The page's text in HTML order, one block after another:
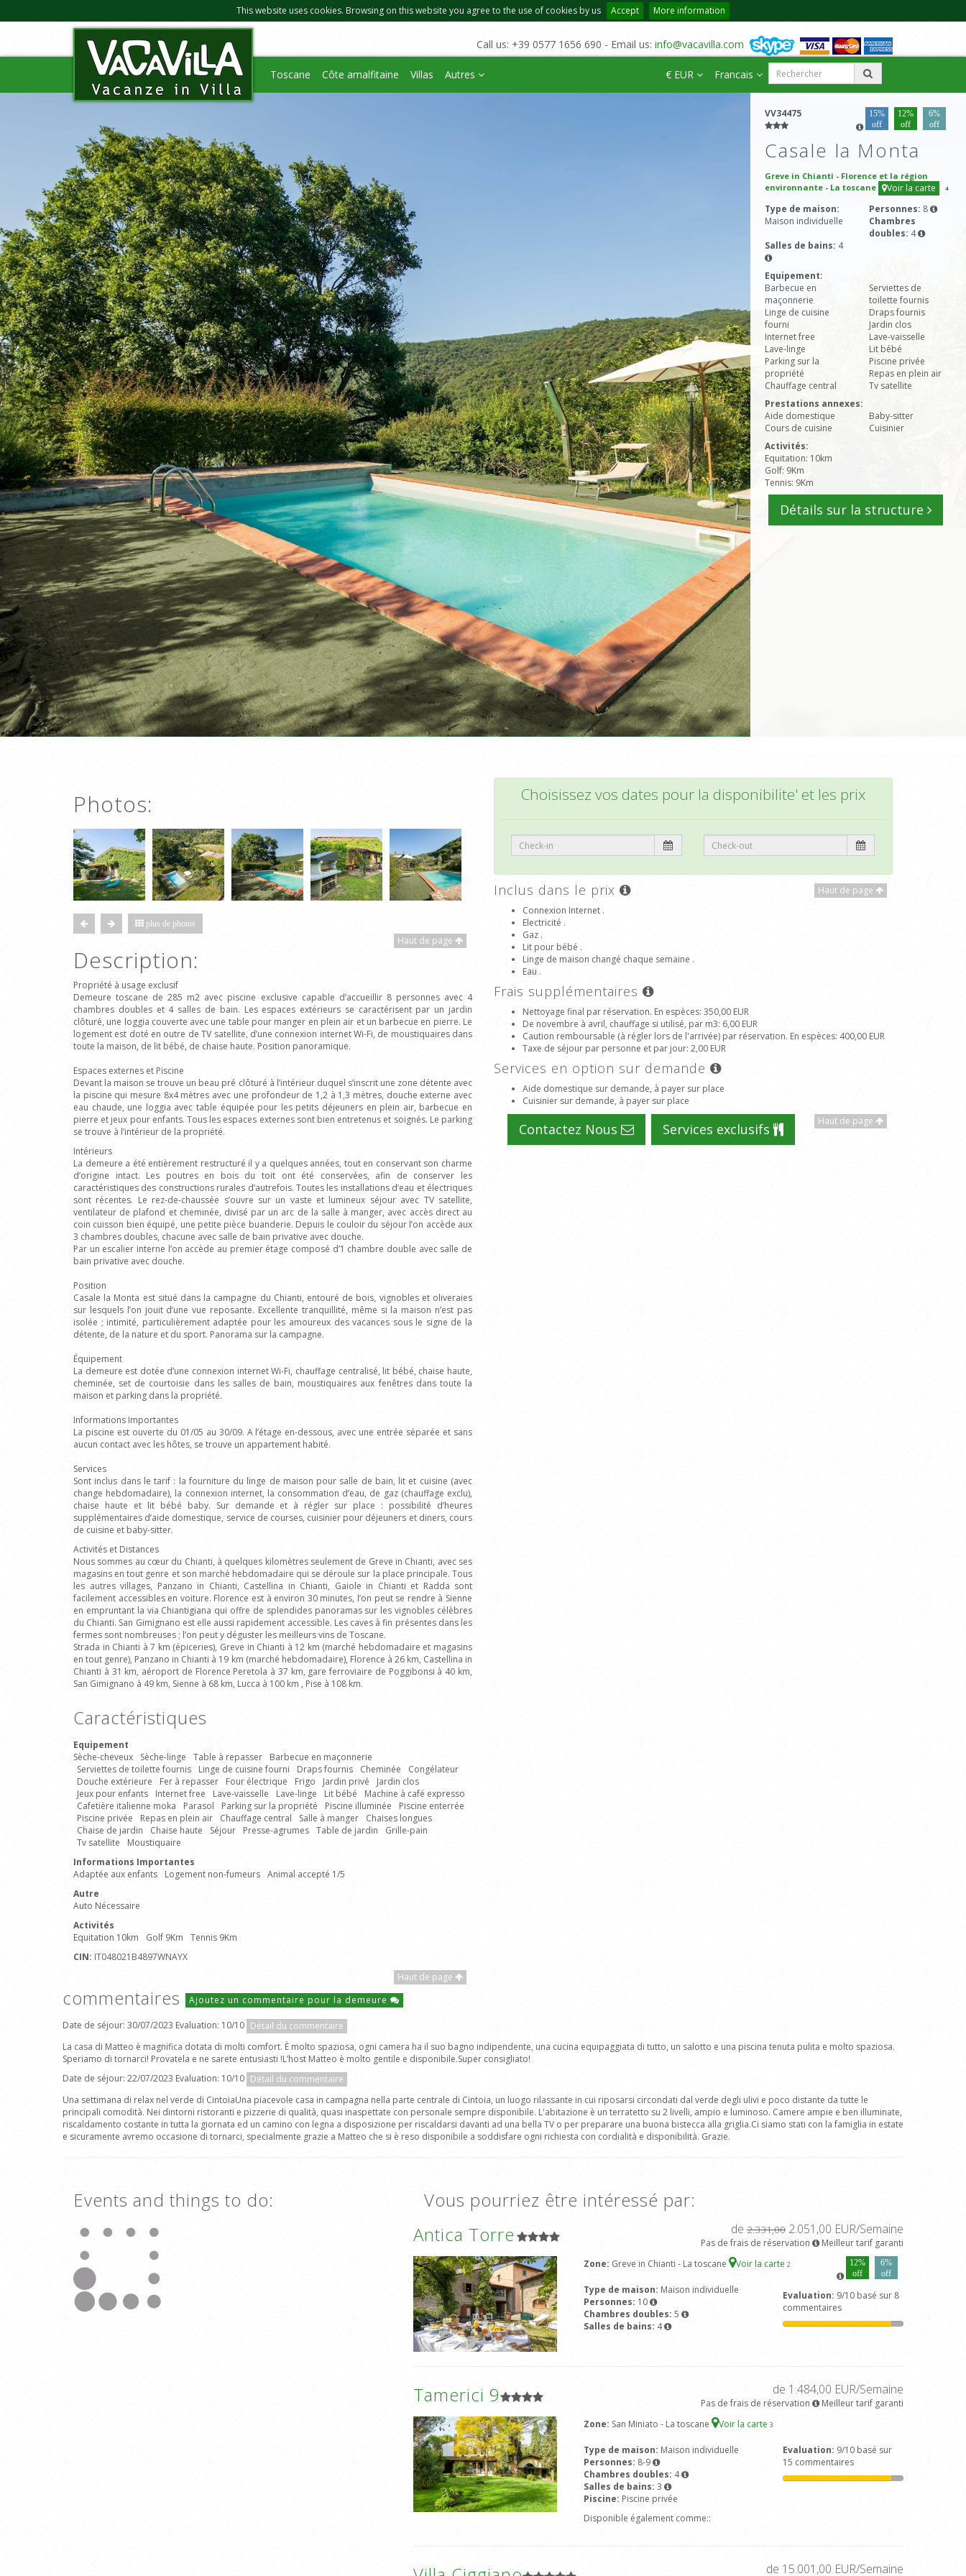
This website uses cookies. Browsing on this website you agree to the use of cookies by us Accept More information
Call us: +39 0577 1656 690 - Email us: info@vacavilla.com
Toscane Côte amalfitaine Villas Autres € EUR Francais
VV34475
15%
off
12%
off
6%
off
Casale la Monta
Greve in Chianti - Florence et la région
environnante - La toscane Voir la carte 4
Type de maison:
Maison individuelle
Personnes: 8
Chambres
doubles: 4
Salles de bains: 4
Equipement:
Barbecue en
maçonnerie
Serviettes de
toilette fournis
Linge de cuisine
fourni
Draps fournis
Jardin clos
Internet free
Lave-vaisselle
Lave-linge
Lit bébé
Parking sur la
propriété
Piscine privée
Repas en plein air
Chauffage central
Tv satellite
Prestations annexes:
Aide domestique
Baby-sitter
Cours de cuisine
Cuisinier
Activités:
Equitation: 10km
Golf: 9Km
Tennis: 9Km
Détails sur la structure
Photos:
plus de photos
Haut de page
Description:
Propriété à usage exclusif
Demeure toscane de 285 m2 avec piscine exclusive capable d’accueillir 8 personnes avec 4
chambres doubles et 4 salles de bain. Les espaces extérieurs se caractérisent par un jardin
clôturé, une loggia couverte avec une table pour manger en plein air et un barbecue en pierre. Le
logement est doté en outre de TV satellite, d’une connexion internet Wi-Fi, de moustiquaires dans
toute la maison, de lit bébé, de chaise haute. Position panoramique.
Espaces externes et Piscine
Devant la maison se trouve un beau pré clôturé à l’intérieur duquel s’inscrit une zone détente avec
la piscine qui mesure 8x4 mètres avec une profondeur de 1,2 à 1,3 mètres, douche externe avec
eau chaude, une loggia avec table équipée pour les petits déjeuners en plein air, barbecue en
pierre et jeux pour enfants. Tous les espaces externes sont bien entretenus et soignés. Le parking
se trouve à l’intérieur de la propriété.
Intérieurs
La demeure a été entièrement restructuré il y a quelques années, tout en conservant son charme
d’origine intact. Les poutres en bois du toit ont été conservées, afin de conserver les
caractéristiques des constructions rurales d’autrefois. Toutes les installations d’eau et électriques
sont récentes. Le rez-de-chaussée s’ouvre sur un vaste et lumineux séjour avec TV satellite,
ventilateur de plafond et cheminée, divisé par un arc de la salle à manger, avec accès direct au
coin cuisson bien équipé, une petite pièce buanderie. Depuis le couloir du séjour l’on accède aux
3 chambres doubles, chacune avec salle de bain privative avec douche.
Par un escalier interne l’on accède au premier étage composé d’1 chambre double avec salle de
bain privative avec douche.
Position
Casale la Monta est situé dans la campagne du Chianti, entouré de bois, vignobles et oliveraies
sur lesquels l’on jouit d’une vue reposante. Excellente tranquillité, même si la maison n’est pas
isolée ; intimité, particulièrement adaptée pour les amoureux des vacances sous le signe de la
détente, de la nature et du sport. Panorama sur la campagne.
Équipement
La demeure est dotée d’une connexion internet Wi-Fi, chauffage centralisé, lit bébé, chaise haute,
cheminée, set de courtoisie dans les salles de bain, moustiquaires aux fenêtres dans toute la
maison et parking dans la propriété.
Informations Importantes
La piscine est ouverte du 01/05 au 30/09. A l’étage en-dessous, avec une entrée séparée et sans
aucun contact avec les hôtes, se trouve un appartement habité.
Services
Sont inclus dans le tarif : la fourniture du linge de maison pour salle de bain, lit et cuisine (avec
change hebdomadaire), la connexion internet, la consommation d’eau, de gaz (chauffage exclu),
chaise haute et lit bébé baby. Sur demande et à régler sur place : possibilité d’heures
supplémentaires d’aide domestique, service de courses, cuisinier pour déjeuners et diners, cours
de cuisine et baby-sitter.
Activités et Distances
Nous sommes au cœur du Chianti, à quelques kilomètres seulement de Greve in Chianti, avec ses
magasins en tout genre et son marché hebdomadaire qui se déroule sur la place principale. Tous
les autres villages, Panzano in Chianti, Castellina in Chianti, Gaiole in Chianti et Radda sont
facilement accessibles en voiture. Florence est à environ 30 minutes, l’on peut se rendre à Sienne
en empruntant la via Chiantigiana qui offre de splendides panoramas sur les vignobles célèbres
du Chianti. San Gimignano est elle aussi rapidement accessible. Les caves à fin présentes dans les
fermes sont nombreuses ; l’on peut y déguster les meilleurs vins de Toscane.
Strada in Chianti à 7 km (épiceries), Greve in Chianti à 12 km (marché hebdomadaire et magasins
en tout genre), Panzano in Chianti à 19 km (marché hebdomadaire), Florence à 26 km, Castellina in
Chianti à 31 km, aéroport de Florence Peretola à 37 km, gare ferroviaire de Poggibonsi à 40 km,
San Gimignano à 49 km, Sienne à 68 km, Lucca à 100 km , Pise à 108 km.
Caractéristiques
Equipement
Sèche-cheveux
Sèche-linge Table à repasser
Barbecue en maçonnerie
Serviettes de toilette fournis
Linge de cuisine fourni Draps fournis Cheminée
Congélateur
Douche extérieure
Fer à repasser Four électrique Frigo Jardin privé
Jardin clos
Jeux pour enfants
Internet free Lave-vaisselle Lave-linge Lit bébé
Machine à café expresso
Cafetière italienne moka
Parasol Parking sur la propriété Piscine illuminée
Piscine enterrée
Piscine privée
Repas en plein air Chauffage central Salle à manger
Chaises longues
Chaise de jardin
Chaise haute Séjour Presse-agrumes Table de jardin
Grille-pain
Tv satellite
Moustiquaire
Informations Importantes
Adaptée aux enfants
Logement non-fumeurs Animal accepté 1/5
Autre
Auto Nécessaire
Activités
Equitation 10km
Golf 9Km
Tennis 9Km
CIN: IT048021B4897WNAYX
Haut de page
Choisissez vos dates pour la disponibilite' et les prix
Haut de page
Inclus dans le prix
Connexion Internet .
Electricité .
Gaz .
Lit pour bébé .
Linge de maison changé chaque semaine .
Eau .
Frais supplémentaires
Nettoyage final par réservation. En espèces: 350,00 EUR
De novembre à avril, chauffage si utilisé, par m3: 6,00 EUR
Caution remboursable (à régler lors de l'arrivée) par réservation. En espèces: 400,00 EUR
Taxe de séjour par personne et par jour: 2,00 EUR
Services en option sur demande
Aide domestique sur demande, à payer sur place
Cuisinier sur demande, à payer sur place
Haut de page
Contactez Nous Services exclusifs
commentaires Ajoutez un commentaire pour la demeure
Date de séjour: 30/07/2023 Evaluation: 10/10 Détail du commentaire
La casa di Matteo è magnifica dotata di molti comfort. È molto spaziosa, ogni camera ha il suo bagno indipendente, una cucina equipaggiata di tutto, un salotto e una piscina tenuta pulita e molto spaziosa.
Speriamo di tornarci! Provatela e ne sarete entusiasti !L’host Matteo è molto gentile e disponibile.Super consigliato!
Date de séjour: 22/07/2023 Evaluation: 10/10 Détail du commentaire
Una settimana di relax nel verde di CintoiaUna piacevole casa in campagna nella parte centrale di Cintoia, un luogo rilassante in cui riposarsi circondati dal verde degli ulivi e poco distante da tutte le
principali comodità. Nei dintorni ristoranti e pizzerie di qualità, quasi inaspettate con personale sempre disponibile. L'abitazione è un terratetto su 2 livelli, ampio e luminoso. Camere ampie e ben illuminate,
riscaldamento costante in tutta la giornata ed un camino con legna a disposizione per riscaldarsi davanti ad una bella TV o per preparare una buona bistecca alla griglia.Ci siamo stati con la famiglia in estate
e sicuramente avremo occasione di tornarci, specialmente grazie a Matteo che si è reso disponibile a soddisfare ogni richiesta con cordialità e disponibilità. Grazie.
Events and things to do:
Vous pourriez être intéressé par:
Antica Torre
de 2.331,00 2.051,00 EUR/Semaine
Pas de frais de réservation
Meilleur tarif garanti
Zone: Greve in Chianti - La toscane Voir la carte 2
12%
off
6%
off
Type de maison: Maison individuelle
Personnes: 10
Chambres doubles: 5
Salles de bains: 4
Evaluation: 9/10 basé sur 8
commentaires
Tamerici 9 de 1.484,00 EUR/Semaine
Pas de frais de réservation
Meilleur tarif garanti
Zone: San Miniato - La toscane Voir la carte 3
Type de maison: Maison individuelle
Personnes: 8-9
Chambres doubles: 4
Salles de bains: 3
Piscine: Piscine privée
Evaluation: 9/10 basé sur
15 commentaires
Disponible également comme::
de 15.001,00 EUR/Semaine